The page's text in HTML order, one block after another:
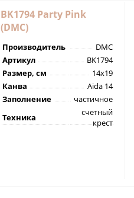
BK1794 Party Pink
(DMC)
Производитель
DMC
Артикул
BK1794
Размер, см
14х19
Канва
Aida 14
Заполнение
частичное
Техника
счетный
крест